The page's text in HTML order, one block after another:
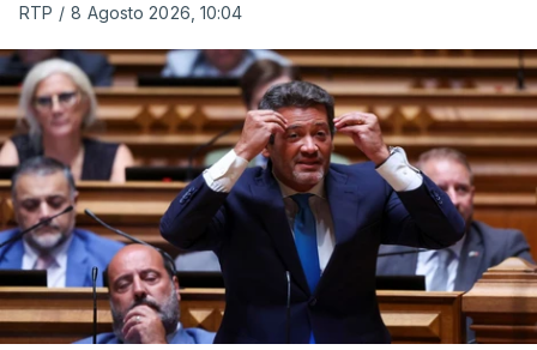
RTP / 8 Agosto 2026, 10:04